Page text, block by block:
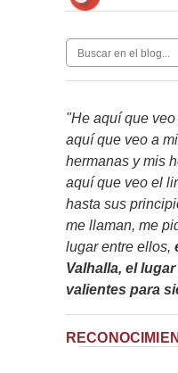
"He aquí que
aquí que veo a
hermanas y mis
aquí que veo el
hasta sus
me llaman, me
lugar entre ellos,
Valhalla, el
valientes para